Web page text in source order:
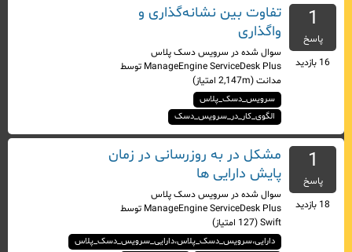
پاسخ
16بازدید
تفاوت بین نشانه‌گذاری و
واگذاری
سوال شدهدرسرویس دسک پلاس
ManageEngine ServiceDesk Plusتوسط
مدانت(
2,147mامتیاز)
سرویس_دسک_پلاس
الگوی_کار_در_سرویس_دسک
پاسخ
18بازدید
مشکل در به روزرسانی در زمان
پایش دارایی ها
سوال شدهدرسرویس دسک پلاس
ManageEngine ServiceDesk Plusتوسط
Swift
(
127امتیاز)
دارایی،سرویس_دسک_پلاس،دارایی_سرویس_دسک_پلاس